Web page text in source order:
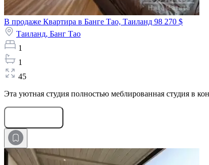
В продаже Квартира в Банге Тао, Таиланд 98 270 $
Таиланд, Банг Тао
1
1
45
Эта уютная студия полностью меблированная студия в